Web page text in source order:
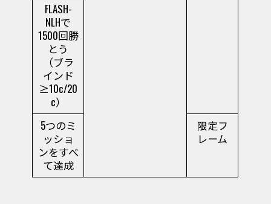
FLASH-
NLHで
1500回勝
とう
（ブラ
インド
≥10c/20
c）
5つのミ
ッショ
ンをすべ
て達成
限定フ
レーム